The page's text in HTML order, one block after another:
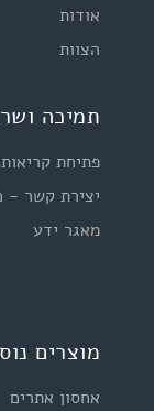
אודות
הצוות
תמיכה
פתיחת
יצירת קשר -
מאגר ידע
מוצרים
אחסון אתרים